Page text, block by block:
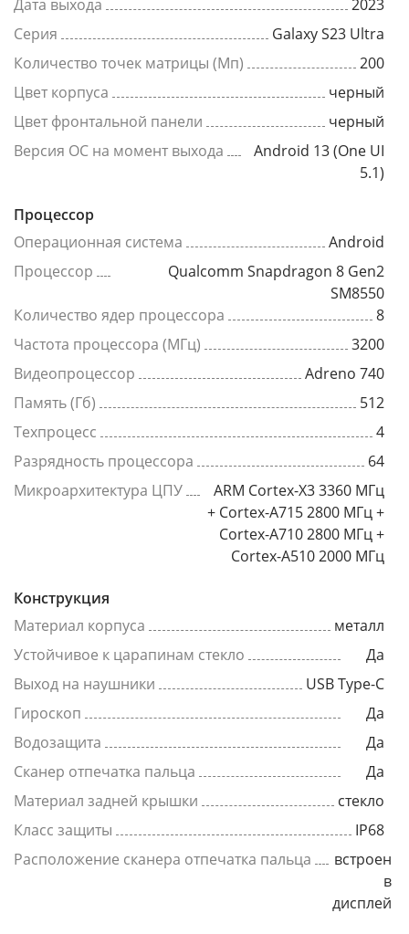
Дата выхода
2023
Серия
Galaxy S23 Ultra
Количество точек матрицы (Мп)
200
Цвет корпуса
черный
Цвет фронтальной панели
черный
Версия ОС на момент выхода
Android 13 (One UI
5.1)
Процессор
Операционная система
Android
Процессор
Qualcomm Snapdragon 8 Gen2
SM8550
Количество ядер процессора
8
Частота процессора (МГц)
3200
Видеопроцессор
Adreno 740
Память (Гб)
512
Техпроцесс
4
Разрядность процессора
64
Микроархитектура ЦПУ
ARM Cortex-X3 3360 МГц
+ Cortex-A715 2800 МГц +
Cortex-A710 2800 МГц +
Cortex-A510 2000 МГц
Конструкция
Материал корпуса
металл
Устойчивое к царапинам стекло
Да
Выход на наушники
USB Type-C
Гироскоп
Да
Водозащита
Да
Сканер отпечатка пальца
Да
Материал задней крышки
стекло
Класс защиты
IP68
Расположение сканера отпечатка пальца
встроен
в
дисплей